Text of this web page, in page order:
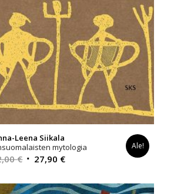
Leena Siikala
mytologia
€ Alkuperäinen
oli:
27,90 €Nykyinen
on:
Ale!